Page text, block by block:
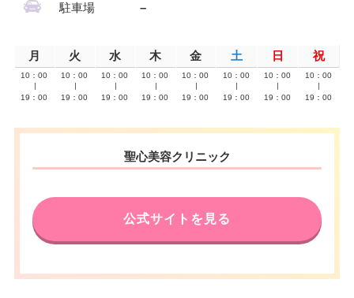
駐車場 –
月 火 水 木 金 土 日 祝
10：00
19：00
10：00
19：00
10：00
19：00
10：00
19：00
10：00
19：00
10：00
19：00
10：00
19：00
10：00
19：00
聖心美容クリニック
公式サイトを見る